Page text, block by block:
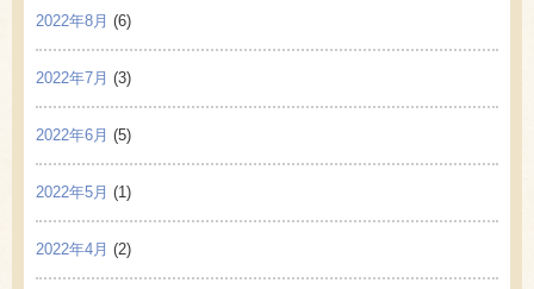
2022年8月 (6)
2022年7月 (3)
2022年6月 (5)
2022年5月 (1)
2022年4月 (2)